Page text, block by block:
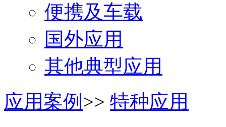
便携及车载
国外应用
其他典型应用
应用案例 >> 特种应用